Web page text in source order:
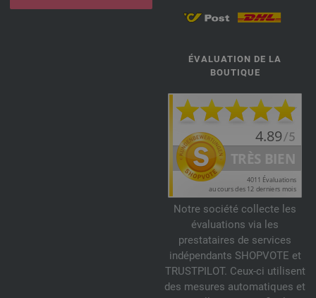
ÉVALUATION DE LA
BOUTIQUE
Notre société collecte les
évaluations via les
prestataires de services
indépendants SHOPVOTE et
TRUSTPILOT. Ceux-ci utilisent
des mesures automatiques et